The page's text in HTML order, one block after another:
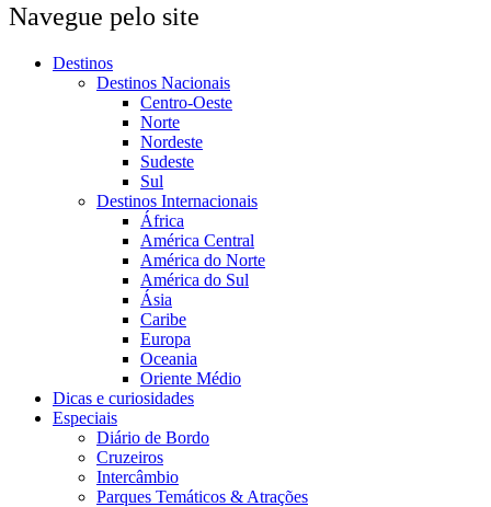
Navegue pelo site
Destinos
Destinos Nacionais
Centro-Oeste
Norte
Nordeste
Sudeste
Sul
Destinos Internacionais
África
América Central
América do Norte
América do Sul
Ásia
Caribe
Europa
Oceania
Oriente Médio
Dicas e curiosidades
Especiais
Diário de Bordo
Cruzeiros
Intercâmbio
Parques Temáticos & Atrações